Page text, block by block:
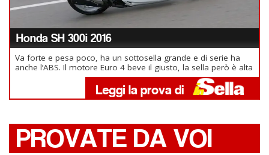
Honda SH 300i 2016
Va forte e pesa poco, ha un sottosella grande e di serie ha
anche l’ABS. Il motore Euro 4 beve il giusto, la sella però è alta
PROVATE DA VOI